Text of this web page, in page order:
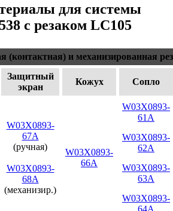
для системы
с резаком LC105
(контактная) и механизированная
Защитный
экран
Кожух Сопло
W03X0893-
67A
(ручная)
W03X0893-
68A
(механизир.)
W03X0893-
66A
W03X0893-
61A
W03X0893-
62A
W03X0893-
63A
W03X0893-
64A